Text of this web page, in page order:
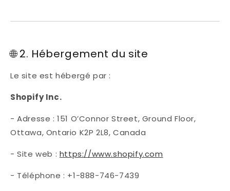
🌐 2. Hébergement du site
Le site est hébergé par :
Shopify Inc.
- Adresse : 151 O’Connor Street, Ground Floor,
Ottawa, Ontario K2P 2L8, Canada
- Site web : https://www.shopify.com
- Téléphone : +1-888-746-7439